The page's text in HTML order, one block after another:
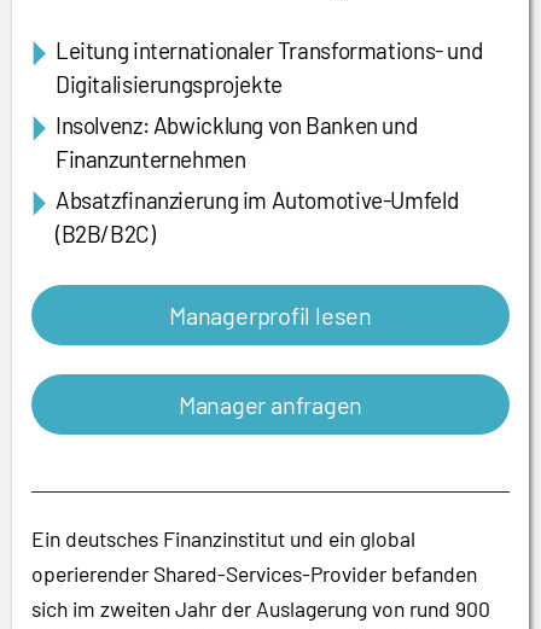
Leitung internationaler Transformations- und
Digitalisierungsprojekte
Insolvenz: Abwicklung von Banken und
Finanzunternehmen
Absatzfinanzierung im Automotive-Umfeld
(B2B/B2C)
Managerprofil lesen
Manager anfragen
Ein deutsches Finanzinstitut und ein global
operierender Shared-Services-Provider befanden
sich im zweiten Jahr der Auslagerung von rund 900